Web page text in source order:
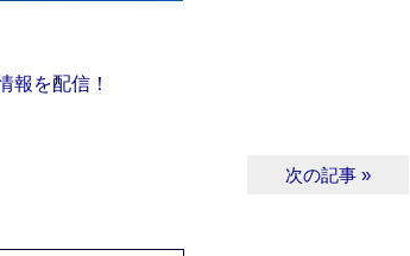
を配信！
次の記事 »